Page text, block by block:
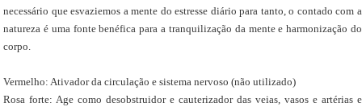
necessário que esvaziemos a mente do estresse diário para tanto, o contado com a
natureza é uma fonte benéfica para a tranquilização da mente e harmonização do
corpo.
Vermelho: Ativador da circulação e sistema nervoso (não utilizado)
Rosa forte: Age como desobstruidor e cauterizador das veias, vasos e artérias e